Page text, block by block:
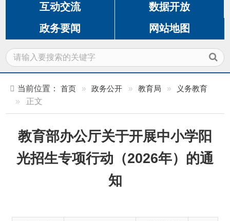
政务要闻 网站地图
»
正文
教育部办公厅关于开展中小学阳
光招生专项行动（2026年）的通
知
kz_ahqx00/2026-
发布机构 阿合奇县教育局 发布日期
2026-